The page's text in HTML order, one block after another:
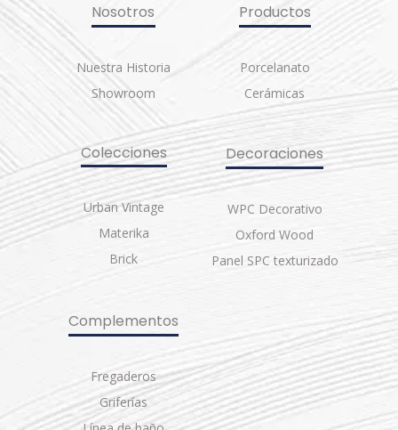
Nosotros
Nuestra Historia
Showroom
Productos
Porcelanato
Cerámicas
Colecciones
Urban Vintage
Materika
Brick
Decoraciones
WPC Decorativo
Oxford Wood
Panel SPC texturizado
Complementos
Fregaderos
Griferías